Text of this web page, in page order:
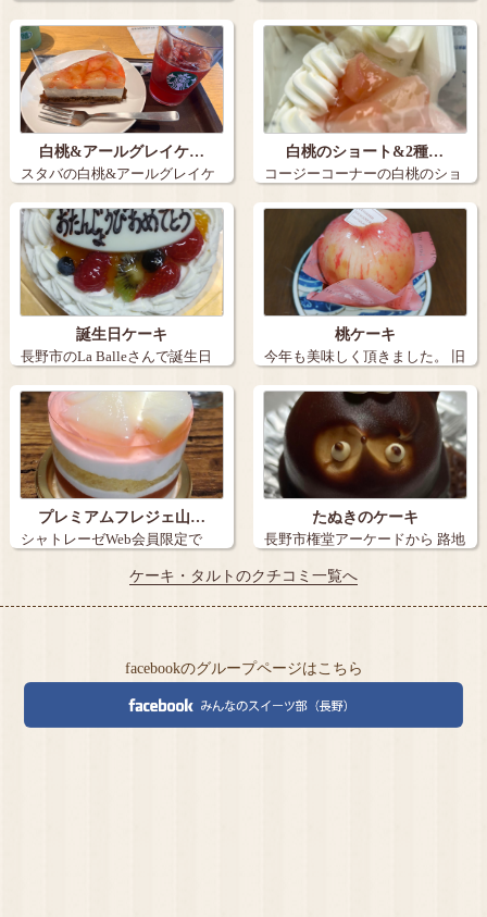
の誕生日ケー…
ケーキは３個…
白桃&アールグレイケ…
スタバの白桃&アールグレイケ
ーキとアイス…
白桃のショート&2種…
コージーコーナーの白桃のショ
ートと2種の…
誕生日ケーキ
長野市のLa Balleさんで誕生日
ケー…
桃ケーキ
今年も美味しく頂きました。 旧
丸子の【…
プレミアムフレジェ山…
シャトレーゼWeb会員限定で
たぬきのケーキ
長野市権堂アーケードから 路地
ケーキ・タルトのクチコミ一覧へ
facebookのグループページはこちら